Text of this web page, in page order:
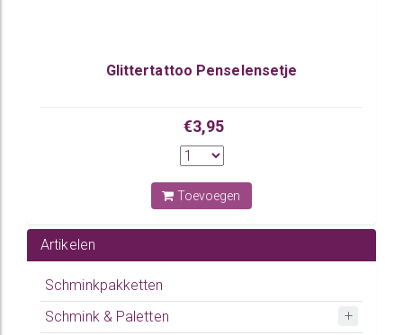
Glittertattoo Penselensetje
€3,95
Toevoegen
Artikelen
Schminkpakketten
Schmink & Paletten